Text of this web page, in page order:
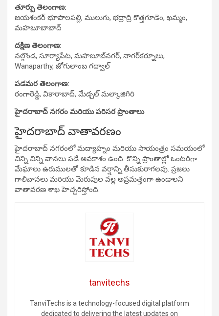
తూర్పు తెలంగాణ:
జయశంకర్ భూపాలపల్లి, ములుగు, భద్రాద్రి కొత్తగూడెం, ఖమ్మం,
మహబూబాబాద్
దక్షిణ తెలంగాణ:
నల్గొండ, సూర్యాపేట, మహబూబ్‌నగర్, నాగర్‌కర్నూలు,
Wanaparthy, జోగులాంబ గద్వాల్
పడమర తెలంగాణ:
రంగారెడ్డి, వికారాబాద్, మేడ్చల్ మల్కాజిగిరి
హైదరాబాద్ నగరం మరియు పరిసర ప్రాంతాలు
హైదరాబాద్ వాతావరణం
హైదరాబాద్ నగరంలో మద్యాహ్నం మరియు సాయంత్రం సమయంలో
చిన్ని చిన్ని వానలు పడే అవకాశం ఉంది. కొన్ని ప్రాంతాల్లో ఒంటరిగా
మేఘాలు ఉరుములతో కూడిన వర్షాన్ని తీసుకురాగలవు. ప్రజలు
గాలివానలు మరియు మెరుపుల వల్ల అప్రమత్తంగా ఉండాలని
వాతావరణ శాఖ హెచ్చరిస్తోంది.
tanvitechs
TanviTechs is a technology-focused digital platform
dedicated to delivering the latest updates on